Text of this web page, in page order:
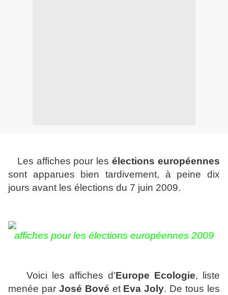
Les affiches pour les élections européennes
sont apparues bien tardivement, à peine dix
jours avant les élections du 7 juin 2009.
affiches pour les élections européennes 2009
Voici les affiches d'Europe Ecologie, liste
menée par José Bové et Eva Joly. De tous les